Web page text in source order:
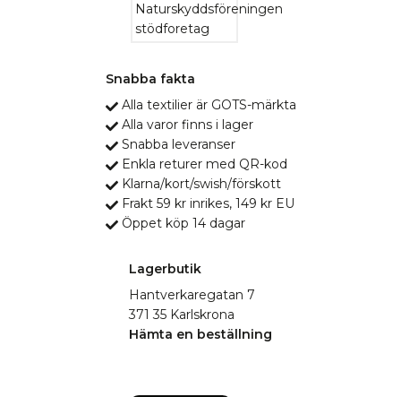
Snabba fakta
Alla textilier är GOTS-märkta
Alla varor finns i lager
Snabba leveranser
Enkla returer med QR-kod
Klarna/kort/swish/förskott
Frakt 59 kr inrikes, 149 kr EU
Öppet köp 14 dagar
Lagerbutik
Hantverkaregatan 7
371 35 Karlskrona
Hämta en beställning